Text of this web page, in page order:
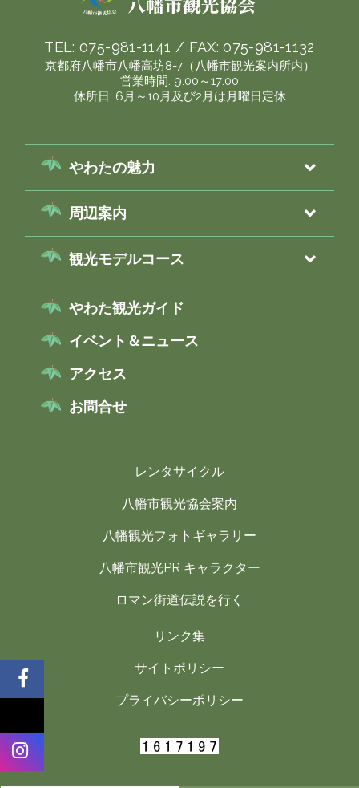
TEL:075-981-1141 / FAX:075-981-1132
京都府八幡市八幡高坊8-7（八幡市観光案内所内）
営業時間: 9:00～17:00
休所日: 6月～10月及び2月は月曜日定休
やわたの魅力
周辺案内
観光モデルコース
やわた観光ガイド
イベント＆ニュース
アクセス
お問合せ
レンタサイクル
八幡市観光協会案内
八幡観光フォトギャラリー
八幡市観光PR キャラクター
ロマン街道伝説を行く
リンク集
サイトポリシー
プライバシーポリシー